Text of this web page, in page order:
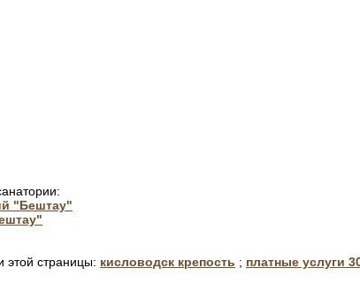
"Бештау"
этой страницы: кисловодск крепость ; платные услуги